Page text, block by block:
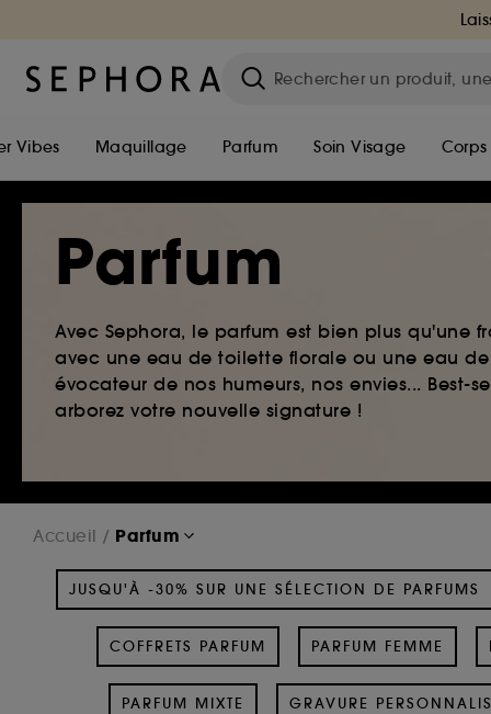
Vibes Maquillage Parfum Soin Visage Corps
Parfum
Avec Sephora, le parfum est bien plus qu'une
avec une eau de toilette florale ou une eau
évocateur de nos humeurs, nos envies... Best-
arborez votre nouvelle signature !
Accueil Parfum
JUSQU'À -30% SUR UNE SÉLECTION DE PARFUMS
COFFRETS PARFUM PARFUM FEMME
PARFUM MIXTE GRAVURE